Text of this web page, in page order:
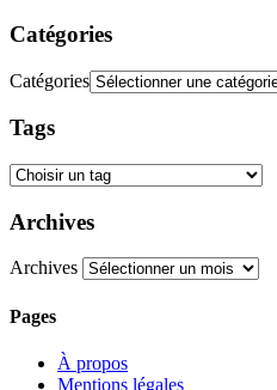
Catégories
Catégories
Tags
Archives
Archives
Pages
À propos
Mentions légales